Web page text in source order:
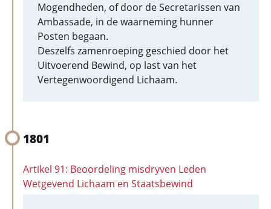
Mogendheden, of door de Secretarissen van
Ambassade, in de waarneming hunner
Posten begaan.
Deszelfs zamenroeping geschied door het
Uitvoerend Bewind, op last van het
Vertegenwoordigend Lichaam.
1801
Artikel 91: Beoordeling misdryven Leden
Wetgevend Lichaam en Staatsbewind